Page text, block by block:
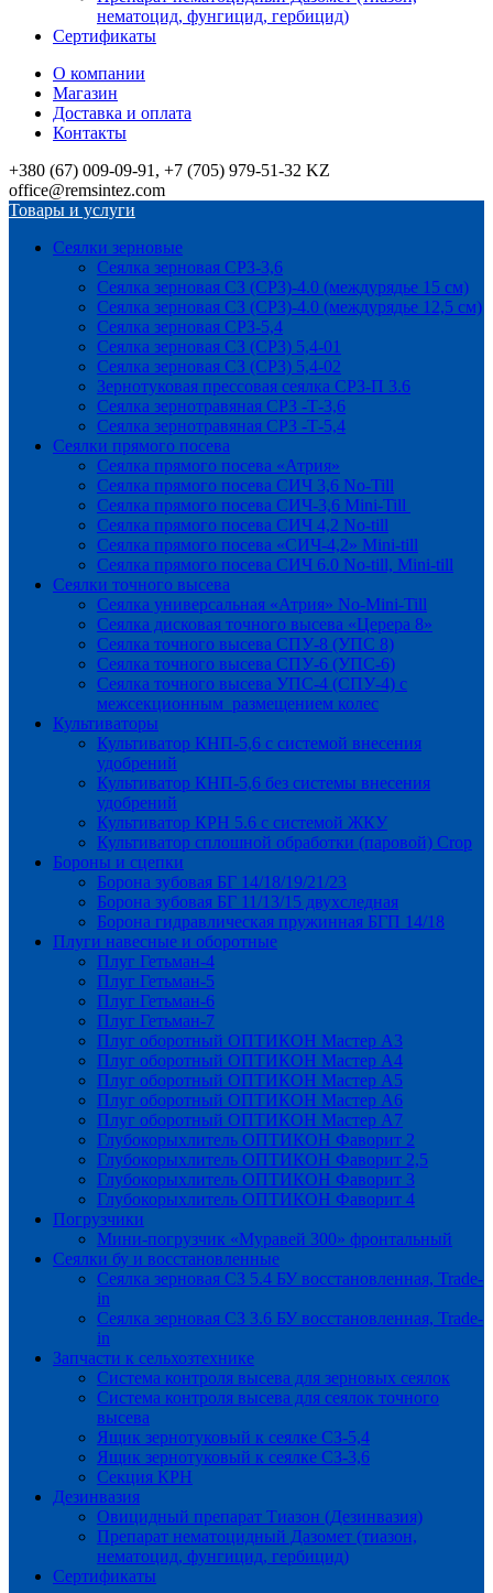
нематоцид, фунгицид, гербицид)
Сертификаты
О компании
Магазин
Доставка и оплата
Контакты
+380 (67) 009-09-91, +7 (705) 979-51-32 KZ
office@remsintez.com
Товары и услуги
Сеялки зерновые
Сеялка зерновая СРЗ-3,6
Сеялка зерновая СЗ (СРЗ)-4.0 (междурядье 15 см)
Сеялка зерновая СЗ (СРЗ)-4.0 (междурядье 12,5 см)
Сеялка зерновая СРЗ-5,4
Сеялка зерновая СЗ (СРЗ) 5,4-01
Сеялка зерновая СЗ (СРЗ) 5,4-02
Зернотуковая прессовая сеялка СРЗ-П 3.6
Сеялка зернотравяная СРЗ -Т-3,6
Сеялка зернотравяная СРЗ -Т-5,4
Сеялки прямого посева
Сеялка прямого посева «Атрия»
Сеялка прямого посева СИЧ 3,6 No-Till
Сеялка прямого посева СИЧ-3,6 Mini-Till
Сеялка прямого посева СИЧ 4,2 No-till
Сеялка прямого посева «СИЧ-4,2» Mini-till
Сеялка прямого посева СИЧ 6.0 No-till, Mini-till
Сеялки точного высева
Сеялка универсальная «Атрия» No-Mini-Till
Сеялка дисковая точного высева «Церера 8»
Сеялка точного высева СПУ-8 (УПС 8)
Сеялка точного высева СПУ-6 (УПС-6)
Сеялка точного высева УПС-4 (СПУ-4) с
межсекционным размещением колес
Культиваторы
Культиватор КНП-5,6 с системой внесения
удобрений
Культиватор КНП-5,6 без системы внесения
удобрений
Культиватор КРН 5.6 с системой ЖКУ
Культиватор сплошной обработки (паровой) Crop
Бороны и сцепки
Борона зубовая БГ 14/18/19/21/23
Борона зубовая БГ 11/13/15 двухследная
Борона гидравлическая пружинная БГП 14/18
Плуги навесные и оборотные
Плуг Гетьман-4
Плуг Гетьман-5
Плуг Гетьман-6
Плуг Гетьман-7
Плуг оборотный ОПТИКОН Мастер А3
Плуг оборотный ОПТИКОН Мастер А4
Плуг оборотный ОПТИКОН Мастер А5
Плуг оборотный ОПТИКОН Мастер А6
Плуг оборотный ОПТИКОН Мастер А7
Глубокорыхлитель ОПТИКОН Фаворит 2
Глубокорыхлитель ОПТИКОН Фаворит 2,5
Глубокорыхлитель ОПТИКОН Фаворит 3
Глубокорыхлитель ОПТИКОН Фаворит 4
Погрузчики
Мини-погрузчик «Муравей 300» фронтальный
Сеялки бу и восстановленные
Сеялка зерновая СЗ 5.4 БУ восстановленная, Trade-
in
Сеялка зерновая СЗ 3.6 БУ восстановленная, Trade-
in
Запчасти к сельхозтехнике
Система контроля высева для зерновых сеялок
Система контроля высева для сеялок точного
высева
Ящик зернотуковый к сеялке СЗ-5,4
Ящик зернотуковый к сеялке СЗ-3,6
Секция КРН
Дезинвазия
Овицидный препарат Тиазон (Дезинвазия)
Препарат нематоцидный Дазомет (тиазон,
нематоцид, фунгицид, гербицид)
Сертификаты